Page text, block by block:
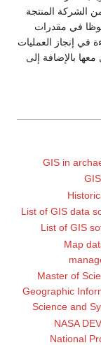
الشركة المنتجة
في مقدرات
في إنجاز العمليات
بالإضافة إلى
GIS in
List of GIS data
List of GIS
Map
Master of
Geographic
Science and
NASA
National